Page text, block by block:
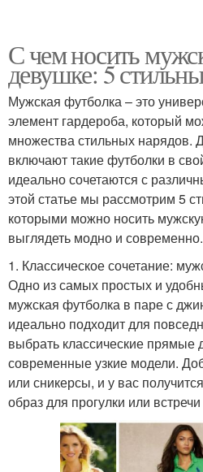
С чем носить
девушке: 5
Мужская футболка – это
элемент гардероба, который
множества стильных нарядов.
включают такие футболки в
идеально сочетаются с
этой статье мы рассмотрим 5
которыми можно носить
выглядеть модно и современно.
1. Классическое сочетание:
Одно из самых простых и
мужская футболка в паре с
идеально подходит для
выбрать классические
современные узкие модели.
или сникерсы, и у вас
образ для прогулки или